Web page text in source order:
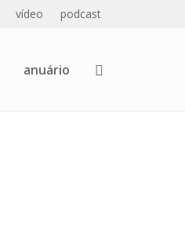
vídeo podcast
anuário